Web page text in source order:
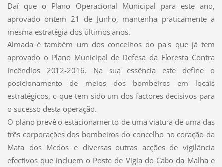
Daí que o Plano Operacional Municipal para este ano,
aprovado ontem 21 de Junho, mantenha praticamente a
mesma estratégia dos últimos anos.
Almada é também um dos concelhos do país que já tem
aprovado o Plano Municipal de Defesa da Floresta Contra
Incêndios 2012-2016. Na sua essência este define o
posicionamento de meios dos bombeiros em locais
estratégicos, o que tem sido um dos factores decisivos para
o sucesso desta operação.
O plano prevê o estacionamento de uma viatura de uma das
três corporações dos bombeiros do concelho no coração da
Mata dos Medos e diversas outras acções de vigilância
efectivos que incluem o Posto de Vigia do Cabo da Malha e